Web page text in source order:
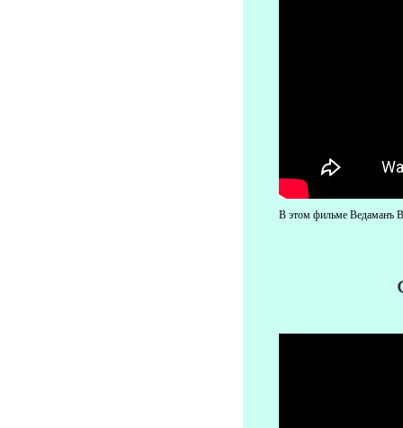
В этом фильме Ведаманъ